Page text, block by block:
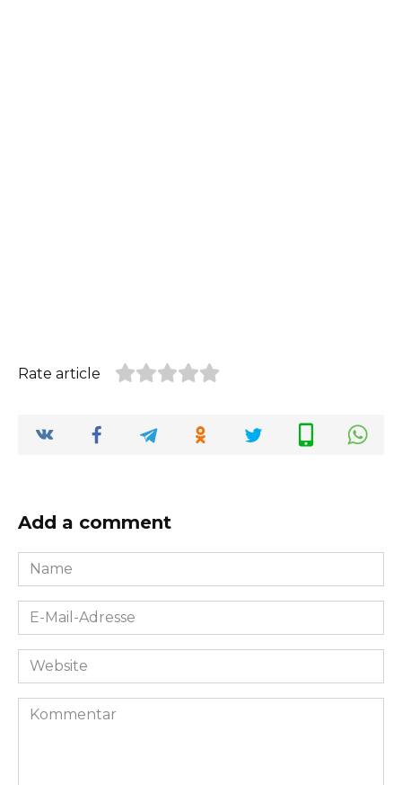
Rate article
Add a comment
Name
*
E-
Mail-
Adresse
Website
Kommentar